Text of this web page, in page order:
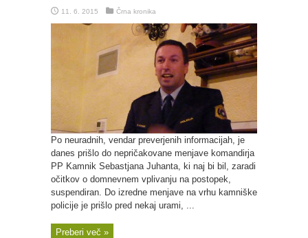
11. 6. 2015 Črna kronika
Po neuradnih, vendar preverjenih informacijah, je
danes prišlo do nepričakovane menjave komandirja
PP Kamnik Sebastjana Juhanta, ki naj bi bil, zaradi
očitkov o domnevnem vplivanju na postopek,
suspendiran. Do izredne menjave na vrhu kamniške
policije je prišlo pred nekaj urami, ...
Preberi več »